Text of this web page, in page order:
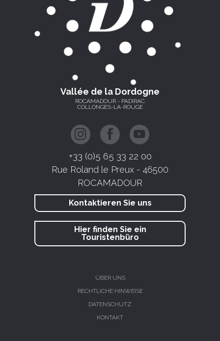
Vallée de la Dordogne
ROCAMADOUR - PADIRAC
COLLONGES-LA-ROUGE
+33 (0)5 65 33 22 00
Rue Roland le Preux - 46500
ROCAMADOUR
Kontaktieren Sie uns
Hier finden Sie ein
Touristenbüro
ÜBER UNS
RECHTLICHE HINWEISE
DATENSCHUTZ
KONTAKT